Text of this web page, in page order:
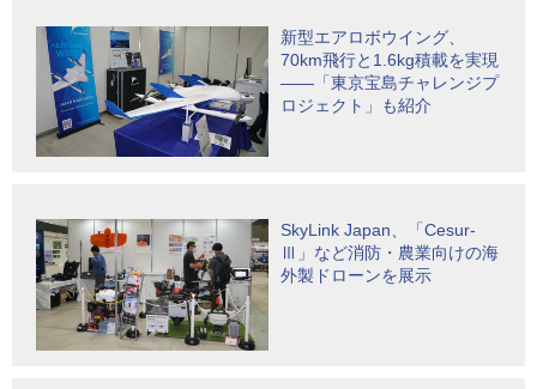
新型エアロボウイング、
70km飛行と1.6kg積載を実現
――「東京宝島チャレンジプ
ロジェクト」も紹介
SkyLink Japan、「Cesur-
Ⅲ」など消防・農業向けの海
外製ドローンを展示